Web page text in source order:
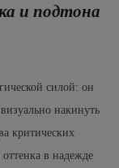
и подтона
силой: он
накинуть
критических
в надежде